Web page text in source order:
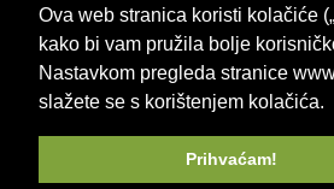
Ova web stranica koristi kolačiće
kako bi vam pružila bolje
Nastavkom pregleda stranice
slažete se s korištenjem kolačića.
Prihvaćam!
mijenjati ili na ikoji način koristiti
to nije prethodno izdato pismeno
državnog arhiva.